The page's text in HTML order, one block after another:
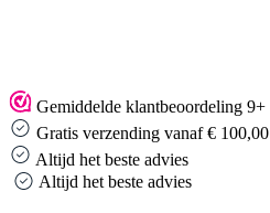
Gemiddelde klantbeoordeling 9+
Gratis verzending vanaf € 100,00
Altijd het beste advies
Altijd het beste advies